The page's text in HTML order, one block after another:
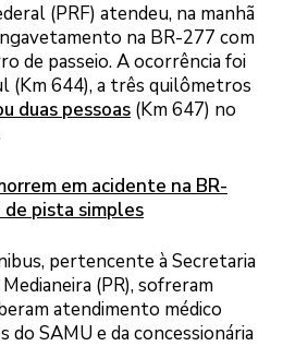
(PRF) atendeu, na manhã
na BR-277 com
de passeio. A ocorrência foi
(Km 644), a três quilômetros
duas pessoas (Km 647) no
em acidente na BR-
pista simples
pertencente à Secretaria
(PR), sofreram
atendimento médico
do SAMU e da concessionária